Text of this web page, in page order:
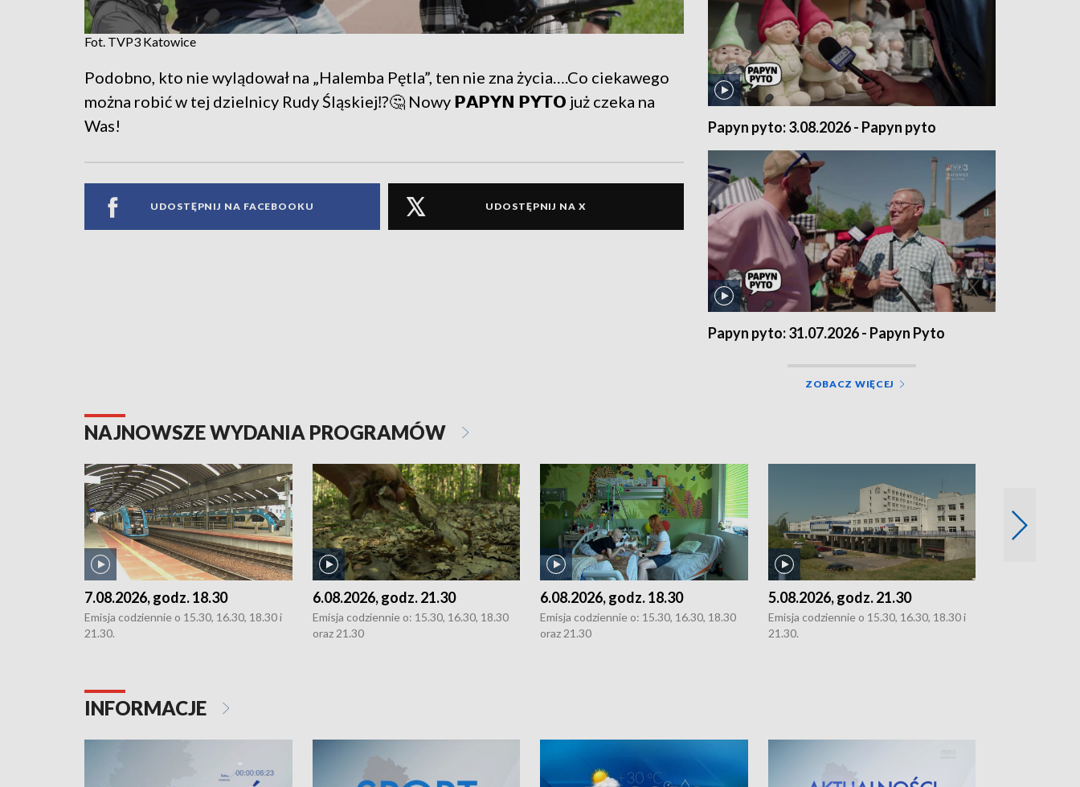
Fot. TVP3 Katowice
Podobno, kto nie wylądował na „Halemba Pętla”, ten nie zna życia….Co ciekawego
można robić w tej dzielnicy Rudy Śląskiej⁉️🤔 Nowy 𝗣𝗔𝗣𝗬𝗡 𝗣𝗬𝗧𝗢 już czeka na
Was!
UDOSTĘPNIJ NA FACEBOOKU UDOSTĘPNIJ NA X
Papyn pyto: 3.08.2026 - Papyn pyto
Papyn pyto: 31.07.2026 - Papyn Pyto
ZOBACZ WIĘCEJ
NAJNOWSZE WYDANIA PROGRAMÓW
7.08.2026, godz. 18.30
Emisja codziennie o 15.30, 16.30, 18.30 i
21.30.
6.08.2026, godz. 21.30
Emisja codziennie o: 15.30, 16.30, 18.30
oraz 21.30
6.08.2026, godz. 18.30
Emisja codziennie o: 15.30, 16.30, 18.30
oraz 21.30
5.08.2026, godz. 21.30
Emisja codziennie o 15.30, 16.30, 18.30 i
21.30.
INFORMACJE